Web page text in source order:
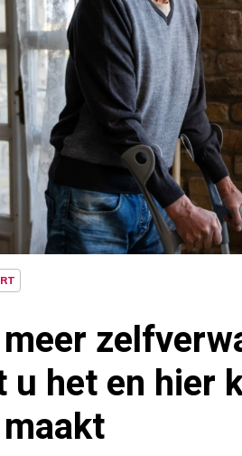
u het en hier